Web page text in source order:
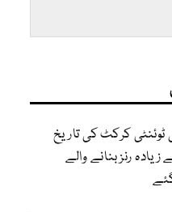
ٹوئنٹی کرکٹ کی تاریخ
رنز بنانے والے